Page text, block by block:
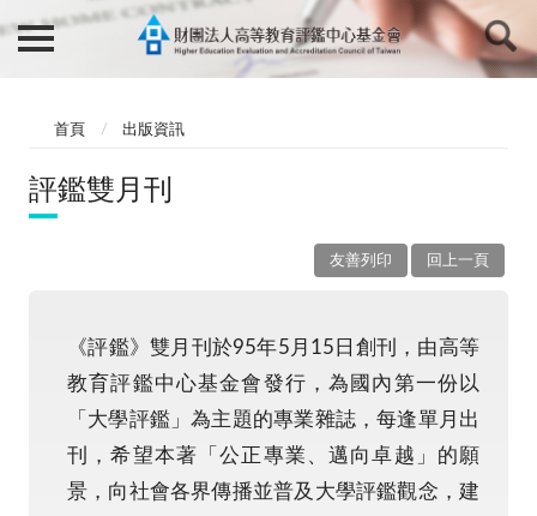
首頁 出版資訊
評鑑雙月刊
回上一頁
友善列印
《評鑑》雙月刊於95年5月15日創刊，由高等
教育評鑑中心基金會發行，為國內第一份以
「大學評鑑」為主題的專業雜誌，每逢單月出
刊，希望本著「公正專業、邁向卓越」的願
景，向社會各界傳播並普及大學評鑑觀念，建